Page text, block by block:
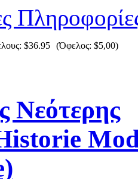
$36.95 (Όφελος: $5,00)
Νεότερης